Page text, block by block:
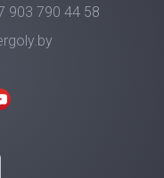
903 790 44 58